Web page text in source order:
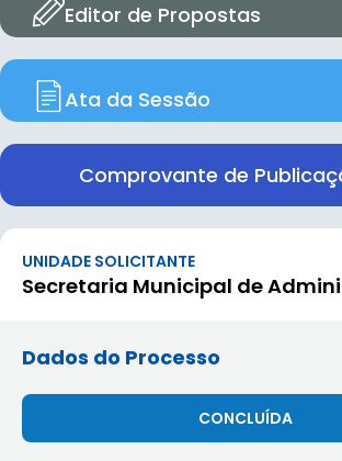
Editor de Propostas
Ata da Sessão
Comprovante de
UNIDADE SOLICITANTE
Secretaria Municipal de
Dados do Processo
CONCLUÍDA